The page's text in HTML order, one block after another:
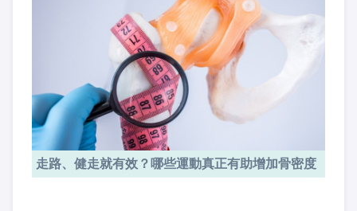
走路、健走就有效？哪些運動真正有助增加骨密度